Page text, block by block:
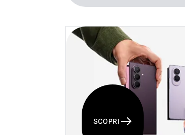
SCOPRI